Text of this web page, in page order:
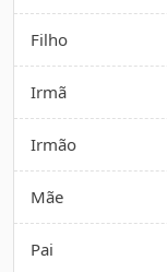
Filho
Irmã
Irmão
Mãe
Pai